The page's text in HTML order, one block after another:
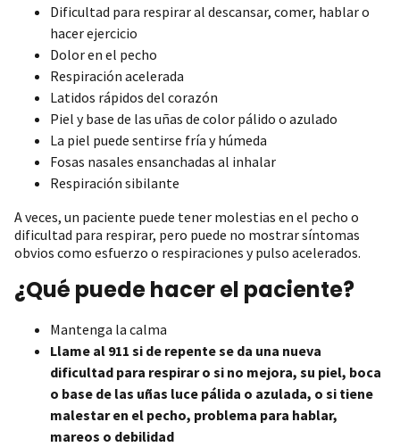
Dificultad para respirar al descansar, comer, hablar o
hacer ejercicio
Dolor en el pecho
Respiración acelerada
Latidos rápidos del corazón
Piel y base de las uñas de color pálido o azulado
La piel puede sentirse fría y húmeda
Fosas nasales ensanchadas al inhalar
Respiración sibilante
A veces, un paciente puede tener molestias en el pecho o
dificultad para respirar, pero puede no mostrar síntomas
obvios como esfuerzo o respiraciones y pulso acelerados.
¿Qué puede hacer el paciente?
Mantenga la calma
Llame al 911 si de repente se da una nueva
dificultad para respirar o si no mejora, su piel, boca
o base de las uñas luce pálida o azulada, o si tiene
malestar en el pecho, problema para hablar,
mareos o debilidad